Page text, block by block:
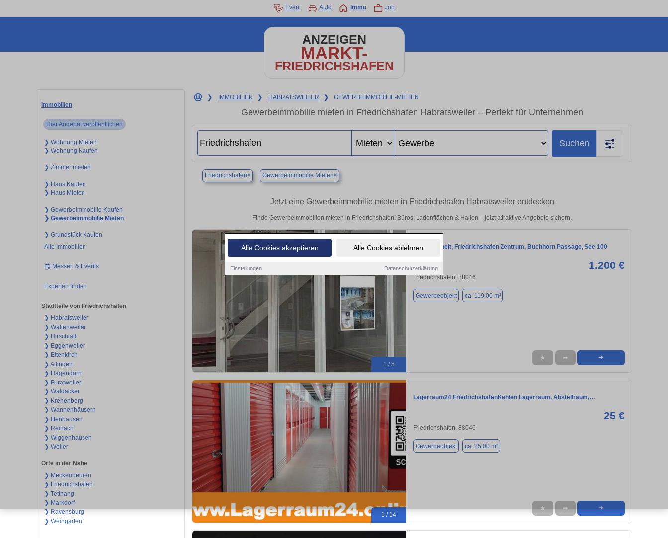
Alle Cookies akzeptieren Alle Cookies ablehnen
Einstellungen Datenschutzerklärung
Event Auto Immo Job
ANZEIGEN
MARKT-
FRIEDRICHSHAFEN
Immobilien
Hier Angebot veröffentlichen
❯ Wohnung Mieten
❯ Wohnung Kaufen
❯ Zimmer mieten
❯ Haus Kaufen
❯ Haus Mieten
❯ Gewerbeimmobilie Kaufen
❯ Gewerbeimmobilie Mieten
❯ Grundstück Kaufen
Alle Immobilien
Messen & Events
Experten finden
Stadtteile von Friedrichshafen
❯ Habratsweiler
❯ Waltenweiler
❯ Hirschlatt
❯ Eggenweiler
❯ Ettenkirch
❯ Ailingen
❯ Hagendorn
❯ Furatweiler
❯ Waldacker
❯ Krehenberg
❯ Wannenhäusern
❯ Ittenhausen
❯ Reinach
❯ Wiggenhausen
❯ Weiler
Orte in der Nähe
❯ Meckenbeuren
❯ Friedrichshafen
❯ Tettnang
❯ Markdorf
❯ Ravensburg
❯ Weingarten
❯ IMMOBILIEN ❯ HABRATSWEILER ❯ GEWERBEIMMOBILIE-MIETEN
Gewerbeimmobilie mieten in Friedrichshafen Habratsweiler – Perfekt für Unternehmen
Suchen
Friedrichshafen× Gewerbeimmobilie Mieten×
Jetzt eine Gewerbeimmobilie mieten in Friedrichshafen Habratsweiler entdecken
Finde Gewerbeimmobilien mieten in Friedrichshafen! Büros, Ladenflächen & Hallen – jetzt attraktive Angebote sichern.
1 / 5
Laden Einheit, Friedrichshafen Zentrum, Buchhorn Passage, See 100
1.200 €
Friedrichshafen, 88046
Gewerbeobjekt ca. 119,00 m²
★ ➦ ➜
1 / 14
Lagerraum24 FriedrichshafenKehlen Lagerraum, Abstellraum,…
25 €
Friedrichshafen, 88046
Gewerbeobjekt ca. 25,00 m²
★ ➦ ➜